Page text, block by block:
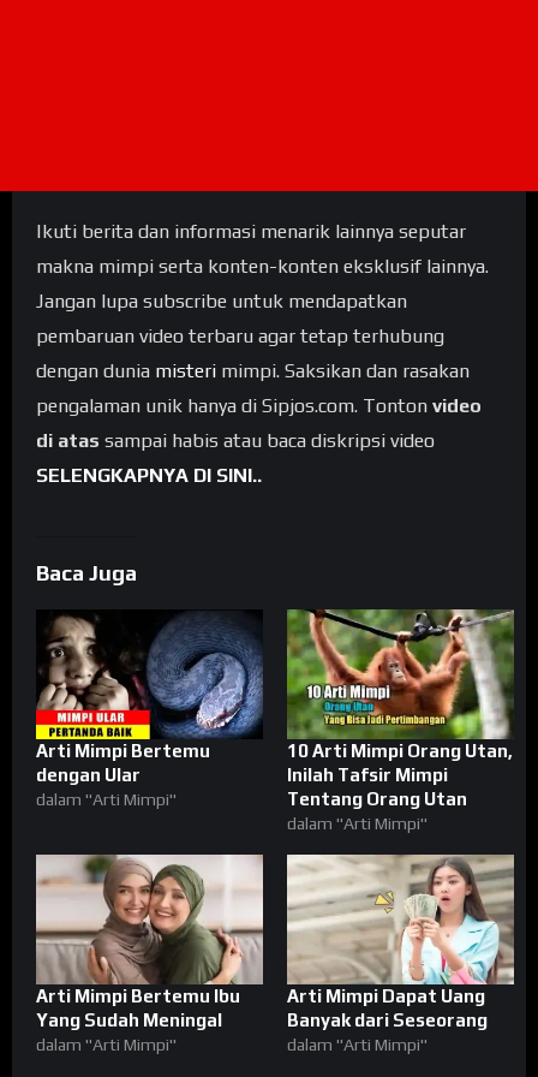
Ikuti berita dan informasi menarik lainnya seputar
makna mimpi serta konten-konten eksklusif lainnya.
Jangan lupa subscribe untuk mendapatkan
pembaruan video terbaru agar tetap terhubung
dengan dunia misteri mimpi. Saksikan dan rasakan
pengalaman unik hanya di Sipjos.com. Tonton video
di atas sampai habis atau baca diskripsi video
SELENGKAPNYA DI SINI..
Baca Juga
Arti Mimpi Bertemu
dengan Ular
dalam "Arti Mimpi"
10 Arti Mimpi Orang Utan,
Inilah Tafsir Mimpi
Tentang Orang Utan
dalam "Arti Mimpi"
Arti Mimpi Bertemu Ibu
Yang Sudah Meningal
dalam "Arti Mimpi"
Arti Mimpi Dapat Uang
Banyak dari Seseorang
dalam "Arti Mimpi"